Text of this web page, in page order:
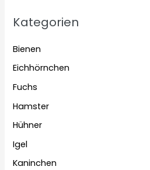
Kategorien
Bienen
Eichhörnchen
Fuchs
Hamster
Hühner
Igel
Kaninchen